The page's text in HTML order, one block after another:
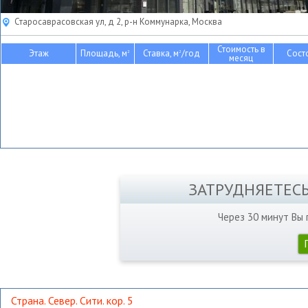
Старосаврасовская ул, д 2, р-н Коммунарка, Москва
Этаж Площадь, м2 Ставка, м2/год Стоимость в
месяц
Через 30 минут Вы
Страна. Север. Сити. кор. 5